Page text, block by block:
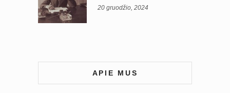
20 gruodžio, 2024
APIE MUS